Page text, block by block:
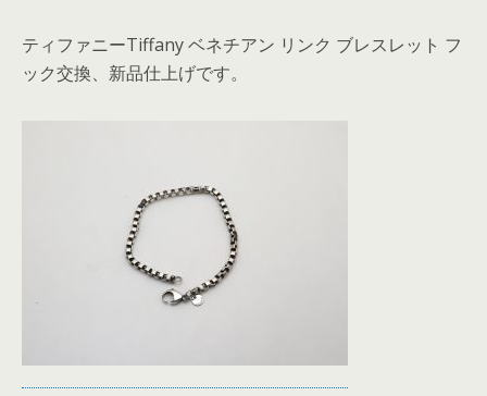
ティファニーTiffany ベネチアン リンク ブレスレット フ
ック交換、新品仕上げです。